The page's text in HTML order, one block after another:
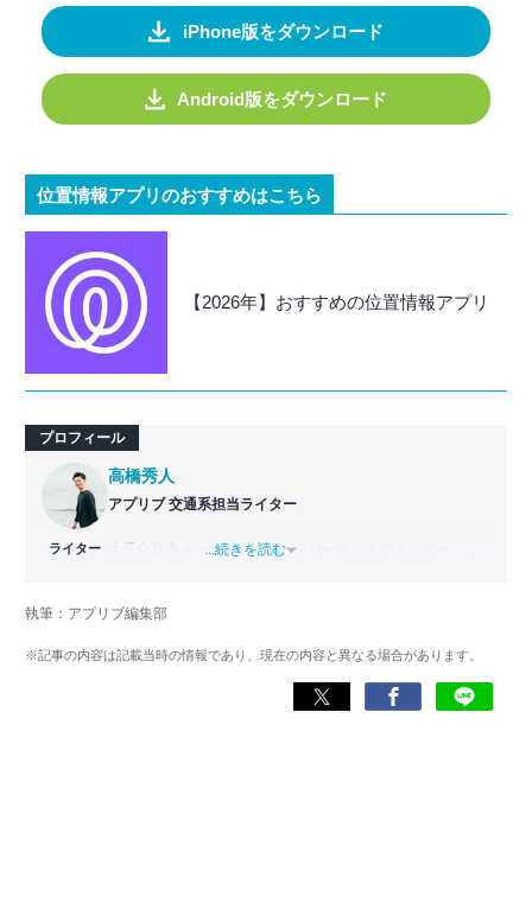
iPhone版をダウンロード
Android版をダウンロード
位置情報アプリのおすすめはこちら
【2026年】おすすめの位置情報アプリ
プロフィール
ライター
高橋秀人
アプリブ 交通系担当ライター
大手自動車メーカーを経て、フリーランスでライター・編
旅をスタート。走行距離42,000km・活動期間500日以上か
現在はアプリブでSEOライターとして活動しており、これ
までにレビューしたアプリは900件以上。日本一周中に20
...続きを読む
執筆：アプリブ編集部
※記事の内容は記載当時の情報であり、現在の内容と異なる場合があります。